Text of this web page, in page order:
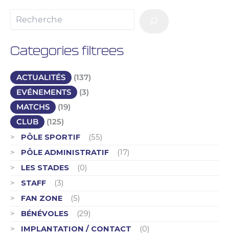
Categories filtrees
ACTUALITÉS
(137)
EVÉNEMENTS
(3)
MATCHS
(19)
CLUB
(125)
PÔLE SPORTIF
(55)
PÔLE ADMINISTRATIF
(17)
LES STADES
(0)
STAFF
(3)
FAN ZONE
(5)
BÉNÉVOLES
(29)
IMPLANTATION / CONTACT
(0)